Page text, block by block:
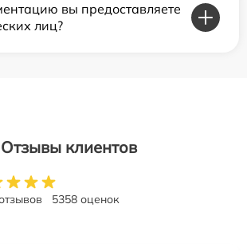
вы предоставляете
лиц?
Отзывы клиентов
5358 оценок